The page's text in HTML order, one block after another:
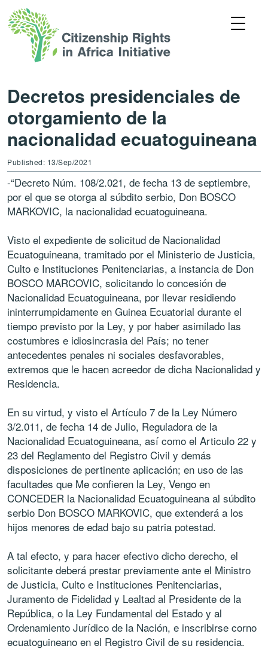
Decretos presidenciales de
otorgamiento de la
nacionalidad ecuatoguineana
Published: 13/Sep/2021
-“Decreto Núm. 108/2.021, de fecha 13 de septiembre,
por el que se otorga al súbdito serbio, Don BOSCO
MARKOVIC, la nacionalidad ecuatoguineana.
Visto el expediente de solicitud de Nacionalidad
Ecuatoguineana, tramitado por el Ministerio de Justicia,
Culto e Instituciones Penitenciarias, a instancia de Don
BOSCO MARCOVIC, solicitando lo concesión de
Nacionalidad Ecuatoguineana, por llevar residiendo
ininterrumpidamente en Guinea Ecuatorial durante el
tiempo previsto por la Ley, y por haber asimilado las
costumbres e idiosincrasia del País; no tener
antecedentes penales ni sociales desfavorables,
extremos que le hacen acreedor de dicha Nacionalidad y
Residencia.
En su virtud, y visto el Artículo 7 de la Ley Número
3/2.011, de fecha 14 de Julio, Reguladora de la
Nacionalidad Ecuatoguineana, así como el Articulo 22 y
23 del Reglamento del Registro Civil y demás
disposiciones de pertinente aplicación; en uso de las
facultades que Me confieren la Ley, Vengo en
CONCEDER la Nacionalidad Ecuatoguineana al súbdito
serbio Don BOSCO MARKOVIC, que extenderá a los
hijos menores de edad bajo su patria potestad.
A tal efecto, y para hacer efectivo dicho derecho, el
solicitante deberá prestar previamente ante el Ministro
de Justicia, Culto e Instituciones Penitenciarias,
Juramento de Fidelidad y Lealtad al Presidente de la
República, o la Ley Fundamental del Estado y al
Ordenamiento Jurídico de la Nación, e inscribirse corno
ecuatoguineano en el Registro Civil de su residencia.